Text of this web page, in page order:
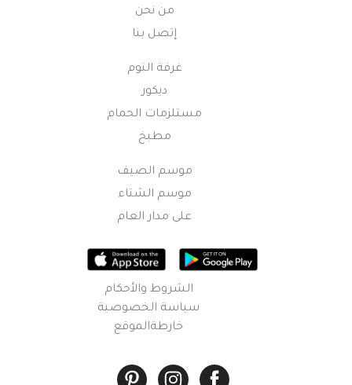
من نحن
إتصل بنا
غرفة النوم
ديكور
مستلزمات الحمام
مطبخ
موسم الصيف
موسم الشتاء
على مدار العام
الشروط والأحكام
سياسة الخصوصية
خارطةالموقع